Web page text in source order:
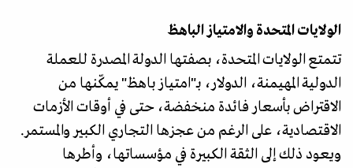
الولايات المتحدة والامتياز الباهظ
تتمتع الولايات المتحدة، بصفتها الدولة المصدرة للعملة
الدولية المهيمنة، الدولار، بـ"امتياز باهظ" يمكّنها من
الاقتراض بأسعار فائدة منخفضة، حتى في أوقات الأزمات
الاقتصادية، على الرغم من عجزها التجاري الكبير والمستمر.
ويعود ذلك إلى الثقة الكبيرة في مؤسساتها، وأطرها